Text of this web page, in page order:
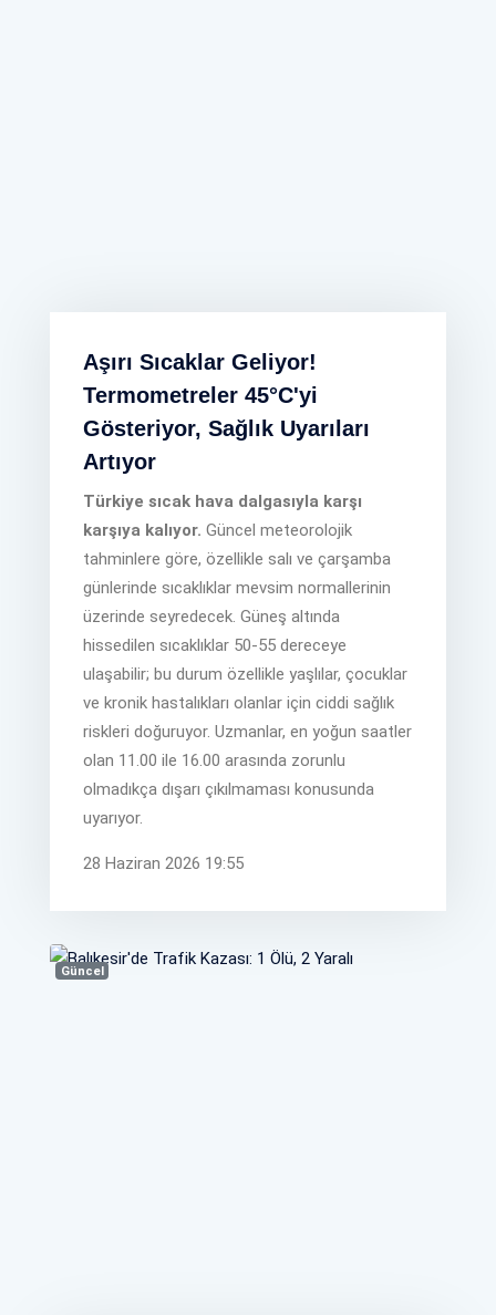
Aşırı Sıcaklar Geliyor!
Termometreler 45°C'yi
Gösteriyor, Sağlık Uyarıları
Artıyor
Türkiye sıcak hava dalgasıyla karşı
karşıya kalıyor. Güncel meteorolojik
tahminlere göre, özellikle salı ve çarşamba
günlerinde sıcaklıklar mevsim normallerinin
üzerinde seyredecek. Güneş altında
hissedilen sıcaklıklar 50-55 dereceye
ulaşabilir; bu durum özellikle yaşlılar, çocuklar
ve kronik hastalıkları olanlar için ciddi sağlık
riskleri doğuruyor. Uzmanlar, en yoğun saatler
olan 11.00 ile 16.00 arasında zorunlu
olmadıkça dışarı çıkılmaması konusunda
uyarıyor.
28 Haziran 2026 19:55
Güncel